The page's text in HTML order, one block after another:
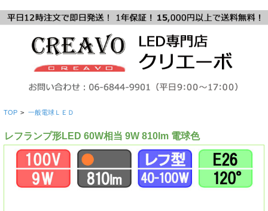
TOP > 一般電球ＬＥＤ
レフランプ形LED 60W相当 9W 810lm 電球色